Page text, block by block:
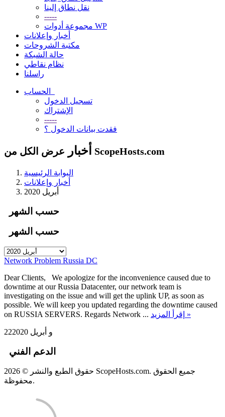
نقل نطاق إلينا
-----
مجموعة أدوات WP
أخبار وإعلانات
مكتبة الشروحات
حالة الشبكة
نظام نقاطي
راسلنا
تسجيل الدخول
الإشتراك
-----
فقدت بيانات الدخول ؟
أخبار عرض الكل من ScopeHosts.com
البوابة الرئيسية
أخبار وإعلانات
أبريل 2020
حسب الشهر
حسب الشهر
Network Problem Russia DC
Dear Clients, We apologize for the inconvenience caused due to
downtime at our Russia Datacenter, our network team is
investigating on the issue and will get the uplink UP, as soon as
possible. We will keep you updated regarding the downtime caused
on RUSSIA SERVERS. Regards Network ...
إقرأ المزيد »
22و أبريل 2020
الدعم الفني
حقوق الطبع والنشر © 2026 ScopeHosts.com. جميع الحقوق
محفوظة.